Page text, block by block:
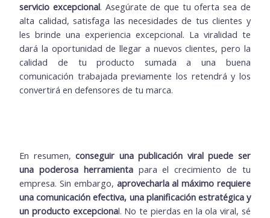
servicio excepcional. Asegúrate de que tu oferta sea de
alta calidad, satisfaga las necesidades de tus clientes y
les brinde una experiencia excepcional. La viralidad te
dará la oportunidad de llegar a nuevos clientes, pero la
calidad de tu producto sumada a una buena
comunicación trabajada previamente los retendrá y los
convertirá en defensores de tu marca.
En resumen,conseguir una publicación viral puede ser
una poderosa herramientapara el crecimiento de tu
empresa. Sin embargo, aprovecharla al máximo requiere
una comunicación efectiva, una planificación estratégica y
un producto excepcional. No te pierdas en la ola viral, sé